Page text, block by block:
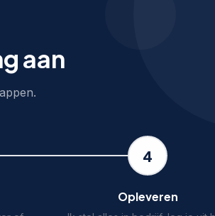
aan
4
Opleveren